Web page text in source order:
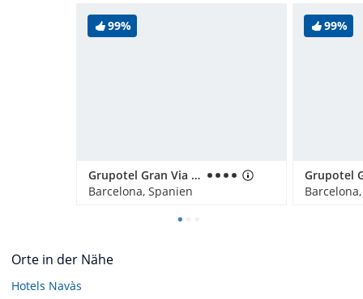
99%
Grupotel Gran Via 678
Barcelona, Spanien
99%
Grupotel
Orte in der Nähe
Hotels Navàs